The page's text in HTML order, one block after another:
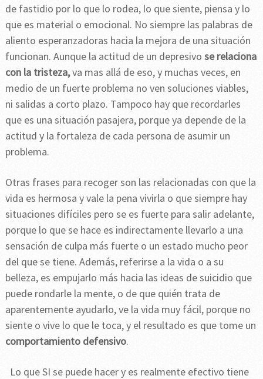
de fastidio por lo que lo rodea, lo que siente, piensa y lo
que es material o emocional. No siempre las palabras de
aliento esperanzadoras hacia la mejora de una situación
funcionan. Aunque la actitud de un depresivo se relaciona
con la tristeza,va mas allá de eso, y muchas veces, en
medio de un fuerte problema no ven soluciones viables,
ni salidas a corto plazo. Tampoco hay que recordarles
que es una situación pasajera, porque ya depende de la
actitud y la fortaleza de cada persona de asumir un
problema.
Otras frases para recoger son las relacionadas con que la
vida es hermosa y vale la pena vivirla o que siempre hay
situaciones difíciles pero se es fuerte para salir adelante,
porque lo que se hace es indirectamente llevarlo a una
sensación de culpa más fuerte o un estado mucho peor
del que se tiene. Además, referirse a la vida o a su
belleza, es empujarlo más hacia las ideas de suicidio que
puede rondarle la mente, o de que quién trata de
aparentemente ayudarlo, ve la vida muy fácil, porque no
siente o vive lo que le toca, y el resultado es que tome un
comportamiento defensivo.
Lo que SI se puede hacer y es realmente efectivo tiene